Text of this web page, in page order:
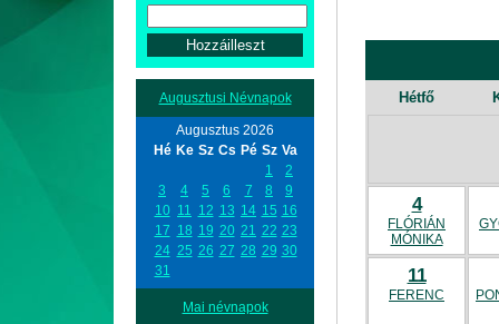
Augusztusi Névnapok
Augusztus 2026
Hé Ke Sz Cs Pé Sz Va
1
2
3
4 5 6 7 8
9
10 11 12 13 14 15 16
17 18 19 20 21 22 23
24 25 26 27 28 29 30
31
Mai névnapok
Hétfő
4
FLÓRIÁN
MÓNIKA
11
FERENC